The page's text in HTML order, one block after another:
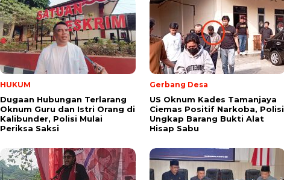
HUKUM
Dugaan Hubungan Terlarang
Oknum Guru dan Istri Orang di
Kalibunder, Polisi Mulai
Periksa Saksi
Gerbang Desa
US Oknum Kades Tamanjaya
Ciemas Positif Narkoba, Polisi
Ungkap Barang Bukti Alat
Hisap Sabu